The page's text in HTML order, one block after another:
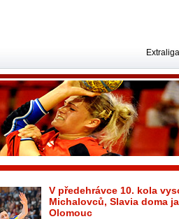
V předehrávce 10. kola
Michalovců, Slavia doma
Olomouc